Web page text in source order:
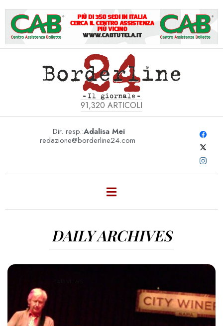
91,320 ARTICOLI
Dir. resp.:Adalisa Mei
redazione@borderline24.com
DAILY ARCHIVES